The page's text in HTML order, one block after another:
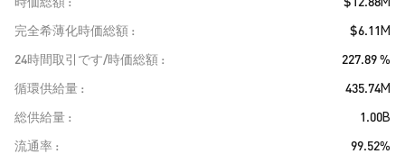
完全希薄化時価総額
$6.11M
24時間取引です/時価総額
227.89 %
循環供給量
435.74M
総供給量
1.00B
流通率
99.52%